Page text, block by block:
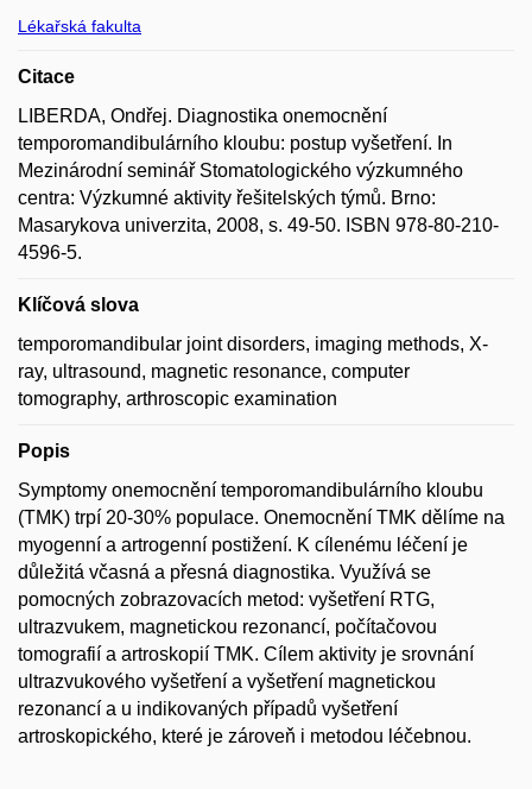
Lékařská fakulta
Citace
LIBERDA, Ondřej. Diagnostika onemocnění
temporomandibulárního kloubu: postup vyšetření. In
Mezinárodní seminář Stomatologického výzkumného
centra: Výzkumné aktivity řešitelských týmů. Brno:
Masarykova univerzita, 2008, s. 49-50. ISBN 978-80-210-
4596-5.
Klíčová slova
temporomandibular joint disorders, imaging methods, X-
ray, ultrasound, magnetic resonance, computer
tomography, arthroscopic examination
Popis
Symptomy onemocnění temporomandibulárního kloubu
(TMK) trpí 20-30% populace. Onemocnění TMK dělíme na
myogenní a artrogenní postižení. K cílenému léčení je
důležitá včasná a přesná diagnostika. Využívá se
pomocných zobrazovacích metod: vyšetření RTG,
ultrazvukem, magnetickou rezonancí, počítačovou
tomografií a artroskopií TMK. Cílem aktivity je srovnání
ultrazvukového vyšetření a vyšetření magnetickou
rezonancí a u indikovaných případů vyšetření
artroskopického, které je zároveň i metodou léčebnou.